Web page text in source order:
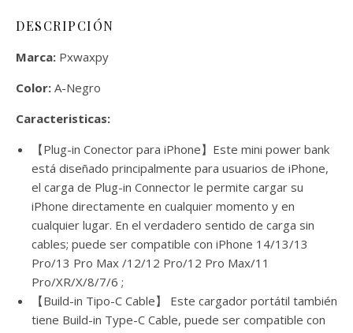
DESCRIPCIÓN
Marca: Pxwaxpy
Color: A-Negro
Caracteristicas:
【Plug-in Conector para iPhone】Este mini power bank
está diseñado principalmente para usuarios de iPhone,
el carga de Plug-in Connector le permite cargar su
iPhone directamente en cualquier momento y en
cualquier lugar. En el verdadero sentido de carga sin
cables; puede ser compatible con iPhone 14/13/13
Pro/13 Pro Max /12/12 Pro/12 Pro Max/11
Pro/XR/X/8/7/6 ;
【Build-in Tipo-C Cable】 Este cargador portátil también
tiene Build-in Type-C Cable, puede ser compatible con